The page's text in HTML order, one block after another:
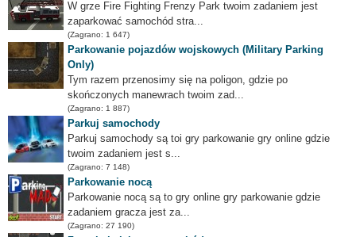
W grze Fire Fighting Frenzy Park twoim zadaniem jest
zaparkować samochód stra...
(Zagrano: 1 647)
Parkowanie pojazdów wojskowych (Military Parking
Only)
Tym razem przenosimy się na poligon, gdzie po
skończonych manewrach twoim zad...
(Zagrano: 1 887)
Parkuj samochody
Parkuj samochody są toi gry parkowanie gry online gdzie
twoim zadaniem jest s...
(Zagrano: 7 148)
Parkowanie nocą
Parkowanie nocą są to gry online gry parkowanie gdzie
zadaniem gracza jest za...
(Zagrano: 27 190)